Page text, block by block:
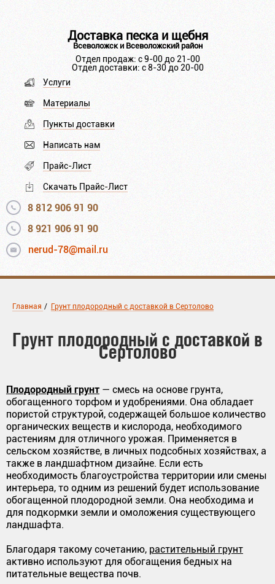
Доставка песка и щебня
Всеволожск и Всеволожский район
Отдел продаж: с 9-00 до 21-00
Отдел доставки: с 8-30 до 20-00
Услуги
Материалы
Пункты доставки
Написать нам
Прайс-Лист
Скачать Прайс-Лист
8 812 906 91 90
8 921 906 91 90
nerud-78@mail.ru
Главная / Грунт плодородный с доставкой в Сертолово
Грунт плодородный с доставкой в
Сертолово
Плодородный грунт — смесь на основе грунта,
обогащенного торфом и удобрениями. Она обладает
пористой структурой, содержащей большое количество
органических веществ и кислорода, необходимого
растениям для отличного урожая. Применяется в
сельском хозяйстве, в личных подсобных хозяйствах, а
также в ландшафтном дизайне. Если есть
необходимость благоустройства территории или смены
интерьера, то одним из решений будет использование
обогащенной плодородной земли. Она необходима и
для подкормки земли и омоложения существующего
ландшафта.
Благодаря такому сочетанию, растительный грунт
активно используют для обогащения бедных на
питательные вещества почв.